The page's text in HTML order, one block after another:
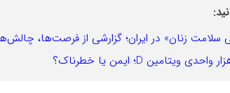
سلامت زنان» در ایران؛ گزارشی از فرصت‌ها،